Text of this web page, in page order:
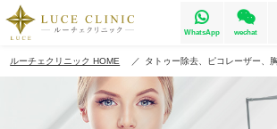
wechat
WhatsApp
ルーチェクリニック HOME タトゥー除去、ピコレーザー、